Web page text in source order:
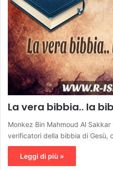
La vera bibbia.. la
Monkez Bin Mahmoud Al
verificatori della bibbia di Gesù,
Leggi di più »